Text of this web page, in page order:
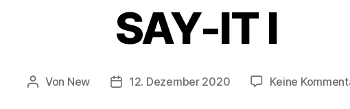
SAY-IT I
Von New 12. Dezember 2020 Keine